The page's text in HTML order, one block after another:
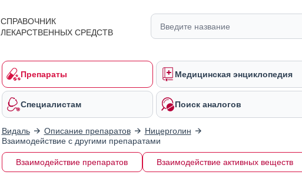
СПРАВОЧНИК
ЛЕКАРСТВЕННЫХ СРЕДСТВ
Препараты Медицинская энциклопедия
Специалистам Поиск аналогов
Видаль Описание препаратов
Ницерголин
Взаимодействие с другими препаратами
Взаимодействие препаратов Взаимодействие активных веществ